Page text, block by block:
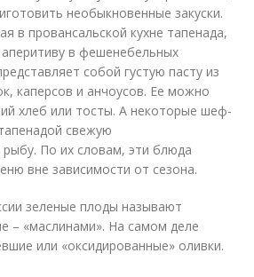
необыкновенные закуски.
в провансальской кухне тапенада,
в фешенебельных
собой густую пасту из
каперсов и анчоусов. Ее можно
хлеб или тосты. А некоторые шеф-
свежую
По их словам, эти блюда
вне зависимости от сезона.
зеленые плоды называют
– «маслинами». На самом деле
или «оксидированные» оливки.